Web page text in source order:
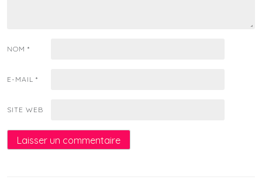
NOM *
E-MAIL *
SITE WEB